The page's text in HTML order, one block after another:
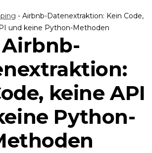
- Airbnb-Datenextraktion: Kein Code,
und keine Python-Methoden
Airbnb-
keine API
Python-